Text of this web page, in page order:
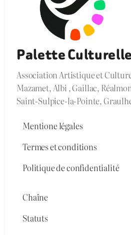
Palette Culturelle
Association Artistique et
Mazamet, Albi , Gaillac,
Saint-Sulpice-la-Pointe,
Mentione légales
Termes et conditions
Politique de confidentialité
Chaîne
Statuts